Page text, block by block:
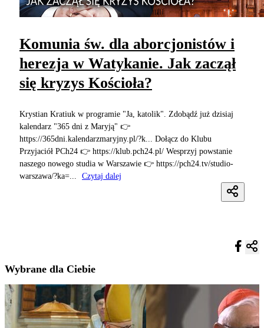
Komunia św. dla aborcjonistów i
herezja w Watykanie. Jak zaczął
się kryzys Kościoła?
Krystian Kratiuk w programie "Ja, katolik". Zdobądź już dzisiaj
kalendarz "365 dni z Maryją" 👉
https://365dni.kalendarzmaryjny.pl/?k... Dołącz do Klubu
Przyjaciół PCh24 👉 https://klub.pch24.pl/ Wesprzyj powstanie
naszego nowego studia w Warszawie 👉 https://pch24.tv/studio-
warszawa/?ka=...
Czytaj dalej
Wybrane dla Ciebie